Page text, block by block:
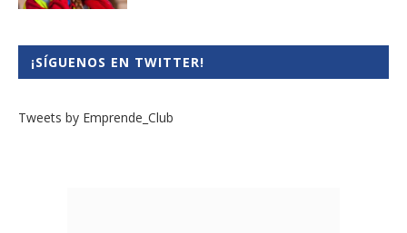
¡SÍGUENOS EN TWITTER!
Tweets by Emprende_Club